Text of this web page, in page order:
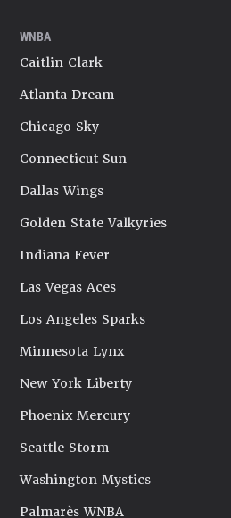
WNBA
Caitlin Clark
Atlanta Dream
Chicago Sky
Connecticut Sun
Dallas Wings
Golden State Valkyries
Indiana Fever
Las Vegas Aces
Los Angeles Sparks
Minnesota Lynx
New York Liberty
Phoenix Mercury
Seattle Storm
Washington Mystics
Palmarès WNBA